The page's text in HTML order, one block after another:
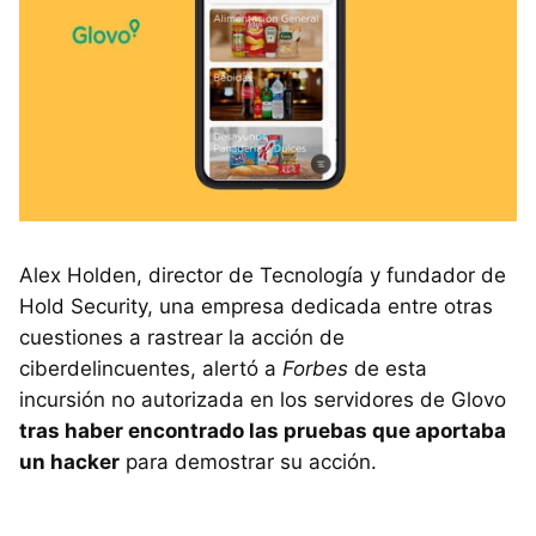
Alex Holden, director de Tecnología y fundador de
Hold Security, una empresa dedicada entre otras
cuestiones a rastrear la acción de
ciberdelincuentes, alertó a Forbes de esta
incursión no autorizada en los servidores de Glovo
tras haber encontrado las pruebas que aportaba
un hacker para demostrar su acción.